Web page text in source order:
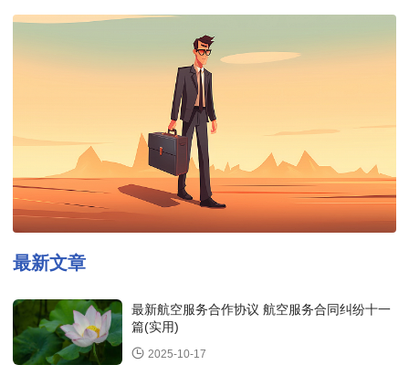
最新文章
最新航空服务合作协议 航空服务合同纠纷十一
篇(实用)
2025-10-17